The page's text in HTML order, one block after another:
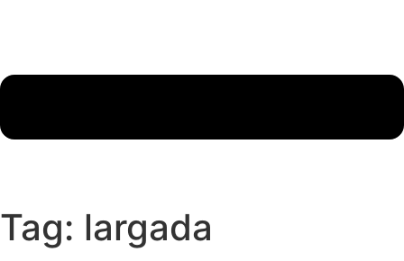
Tag: largada